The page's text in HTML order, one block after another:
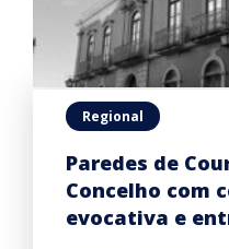
Regional
Paredes de
Concelho com
evocativa e